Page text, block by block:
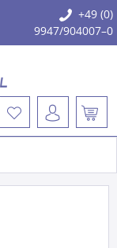
+49 (0)
9947/904007–0